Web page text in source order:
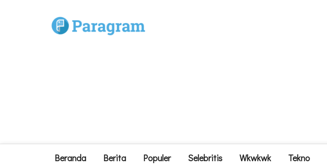
Beranda Berita Populer Selebritis Wkwkwk Tekno